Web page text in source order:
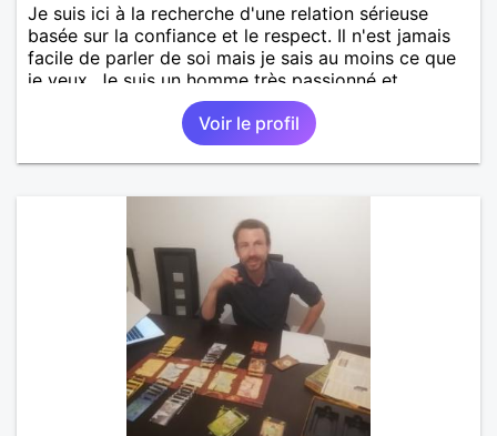
Je suis ici à la recherche d'une relation sérieuse
basée sur la confiance et le respect. Il n'est jamais
facile de parler de soi mais je sais au moins ce que
je veux. Je suis un homme très passionné et
romantique qui n'essaie jamais de prendre la vie
trop au sérieux. Je cherche quelqu'un d'honnête, de
responsable et qui comprend les vraies valeurs
d'une relation et la possibilité de tout partager
Voir le profil